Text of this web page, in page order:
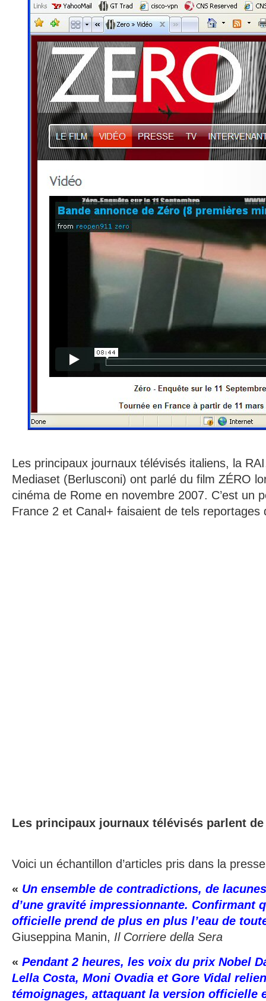
Les principaux journaux télévisés italiens, la
Mediaset (Berlusconi) ont parlé du film ZÉRO
cinéma de Rome en novembre 2007. C’est un
France 2 et Canal+ faisaient de tels
Les principaux journaux télévisés parlent de
Voici un échantillon d’articles pris dans la
« Un ensemble de contradictions, de
d’une gravité impressionnante. Confirmant
officielle prend de plus en plus l’eau de
Giuseppina Manin, Il Corriere della Sera
« Pendant 2 heures, les voix du prix Nobel
Lella Costa, Moni Ovadia et Gore Vidal
témoignages, attaquant la version officielle